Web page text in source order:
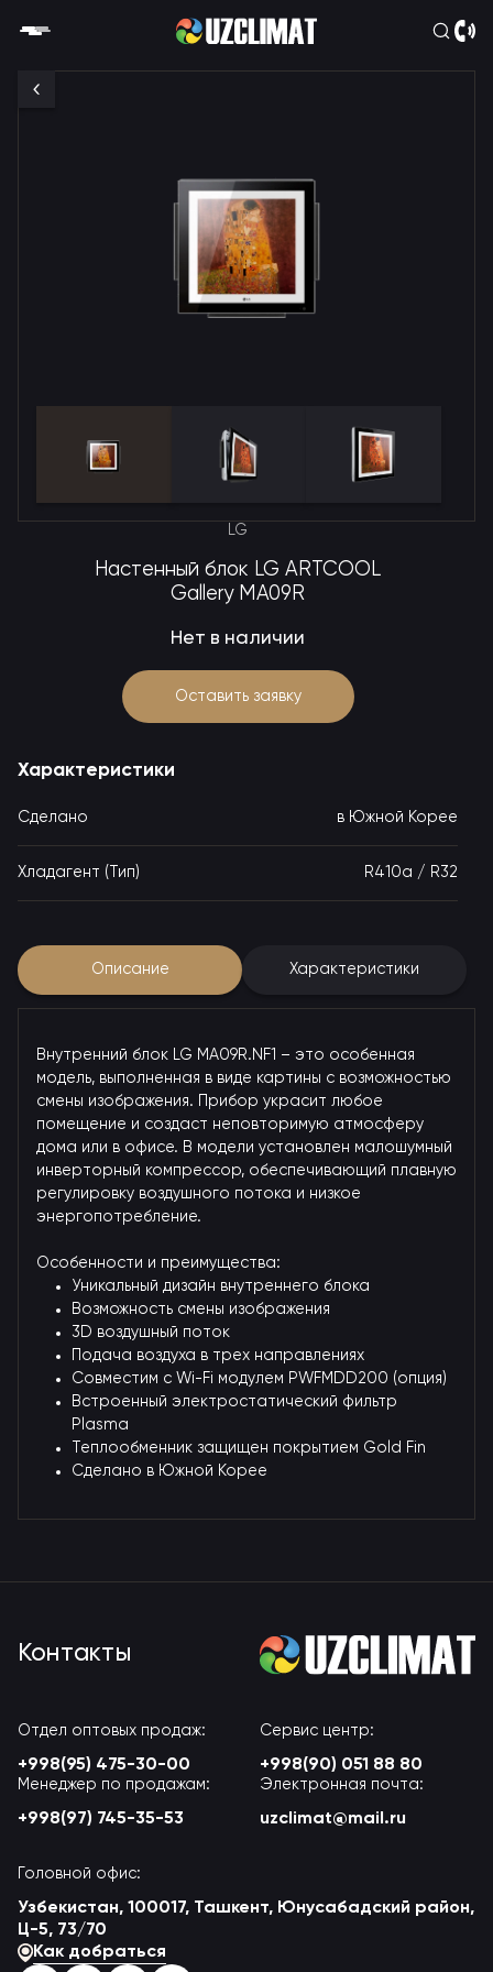
LG
Настенный блок LG ARTCOOL
Gallery MA09R
Нет в наличии
Оставить заявку
Характеристики
Сделано в Южной Корее
Хладагент (Тип) R410a / R32
Описание Характеристики
Внутренний блок LG MA09R.NF1 – это особенная
модель, выполненная в виде картины с возможностью
смены изображения. Прибор украсит любое
помещение и создаст неповторимую атмосферу
дома или в офисе. В модели установлен малошумный
инверторный компрессор, обеспечивающий плавную
регулировку воздушного потока и низкое
энергопотребление.
Особенности и преимущества:
Уникальный дизайн внутреннего блока
Возможность смены изображения
3D воздушный поток
Подача воздуха в трех направлениях
Совместим с Wi-Fi модулем PWFMDD200 (опция)
Встроенный электростатический фильтр
Plasma
Теплообменник защищен покрытием Gold Fin
Сделано в Южной Корее
Контакты
Отдел оптовых продаж:
+998(95) 475-30-00
Сервис центр:
+998(90) 051 88 80
Менеджер по продажам:
+998(97) 745-35-53
Электронная почта:
uzclimat@mail.ru
Головной офис:
Узбекистан, 100017, Ташкент, Юнусабадский район,
Ц-5, 73/70
Как добраться